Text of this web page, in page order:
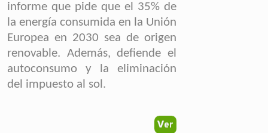
informe que pide que el 35% de
la energía consumida en la Unión
Europea en 2030 sea de origen
renovable. Además, defiende el
autoconsumo y la eliminación
del impuesto al so .